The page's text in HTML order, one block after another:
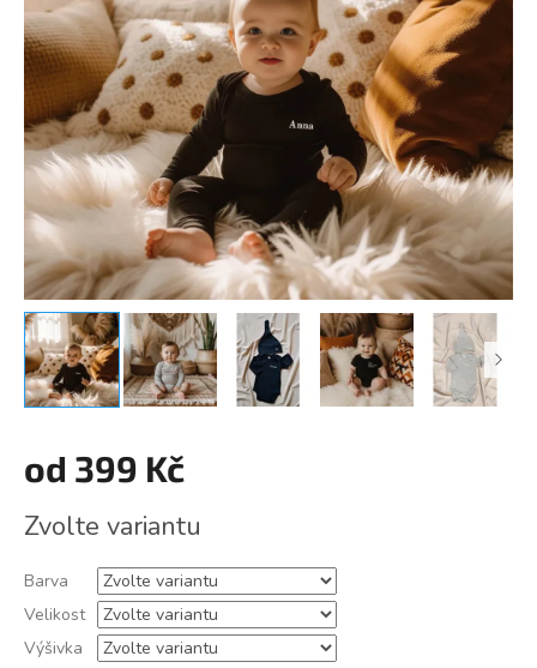
od 399 Kč
cena:
Zvolte variantu
Barva
Velikost
Výšivka